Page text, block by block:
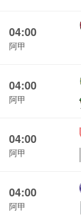
04:00
阿甲
04:00
阿甲
04:00
阿甲
04:00
阿甲